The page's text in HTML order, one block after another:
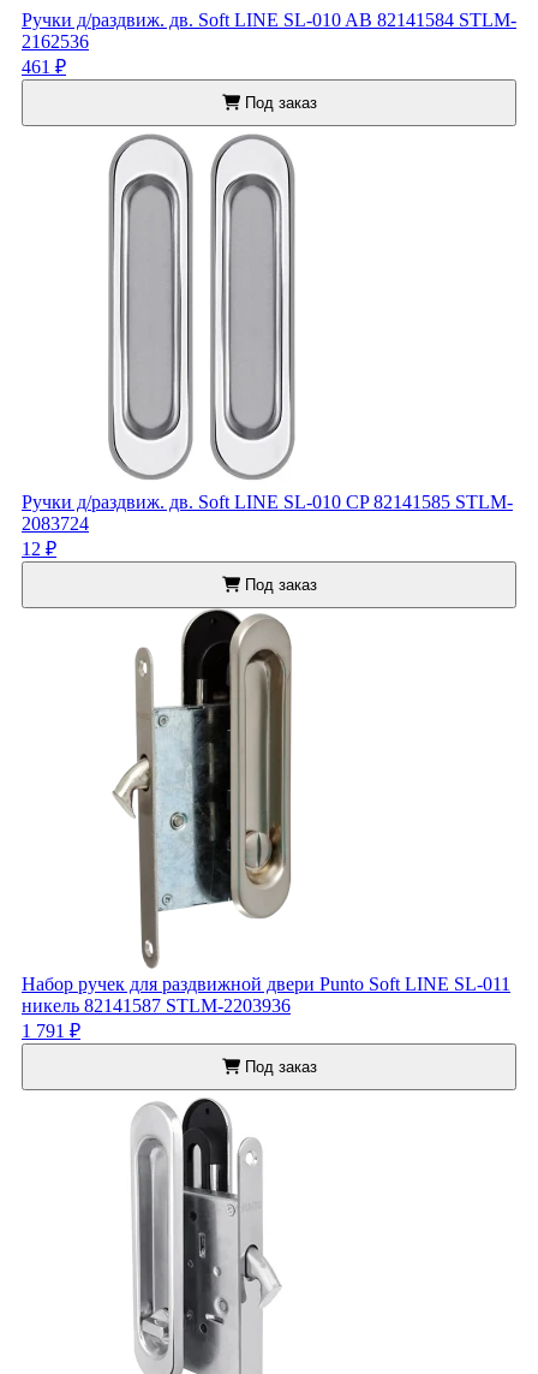
Ручки д/раздвиж. дв. Soft LINE SL-010 AB 82141584 STLM-
2162536
461 ₽
Под заказ
Ручки д/раздвиж. дв. Soft LINE SL-010 CP 82141585 STLM-
2083724
12 ₽
Под заказ
Набор ручек для раздвижной двери Punto Soft LINE SL-011
никель 82141587 STLM-2203936
1 791 ₽
Под заказ